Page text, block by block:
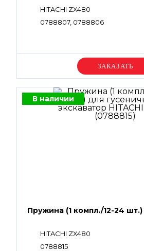
HITACHI ZX480
0788807, 0788806
Уточняйте цену
В наличии
Пружина (1 компл./12-24 шт.)
HITACHI ZX480
0788815